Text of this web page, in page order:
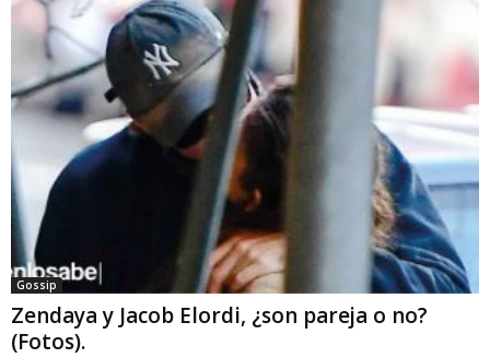
Gossip
Zendaya y Jacob Elordi, ¿son pareja o no?
(Fotos).